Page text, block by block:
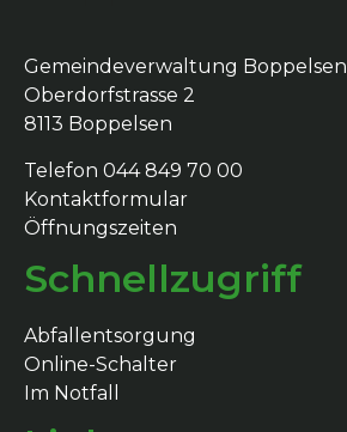
Gemeindeverwaltung Boppelsen
Oberdorfstrasse 2
8113 Boppelsen
Telefon 044 849 70 00
Kontaktformular
Öffnungszeiten
Schnellzugriff
Abfallentsorgung
Online-Schalter
Im Notfall